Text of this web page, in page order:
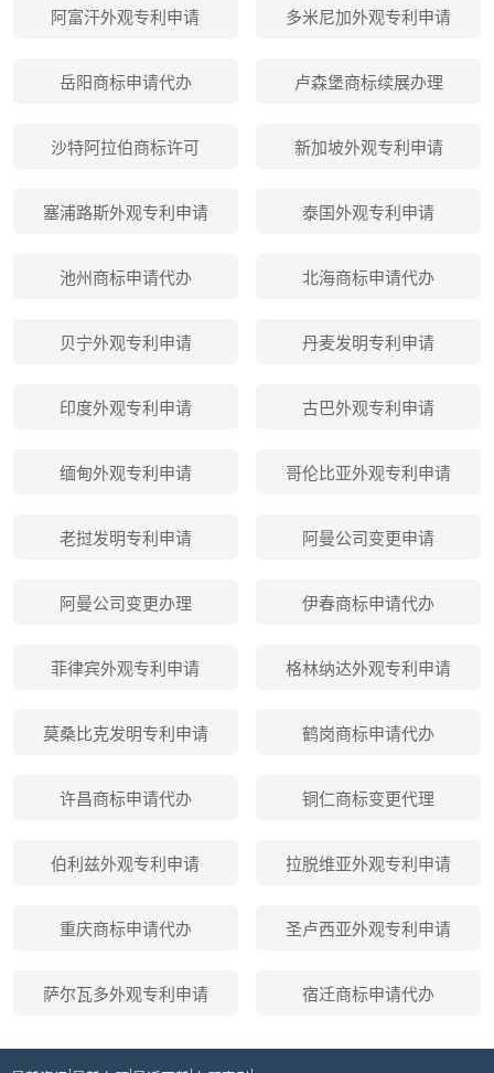
阿富汗外观专利申请 多米尼加外观专利申请
岳阳商标申请代办 卢森堡商标续展办理
沙特阿拉伯商标许可 新加坡外观专利申请
塞浦路斯外观专利申请 泰国外观专利申请
池州商标申请代办 北海商标申请代办
贝宁外观专利申请 丹麦发明专利申请
印度外观专利申请 古巴外观专利申请
缅甸外观专利申请 哥伦比亚外观专利申请
老挝发明专利申请 阿曼公司变更申请
阿曼公司变更办理 伊春商标申请代办
菲律宾外观专利申请 格林纳达外观专利申请
莫桑比克发明专利申请 鹤岗商标申请代办
许昌商标申请代办 铜仁商标变更代理
伯利兹外观专利申请 拉脱维亚外观专利申请
重庆商标申请代办 圣卢西亚外观专利申请
萨尔瓦多外观专利申请 宿迁商标申请代办